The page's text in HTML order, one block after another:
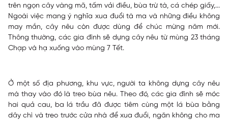
trên ngọn cây vàng mã, tấm vải điều, bùa trừ tà, cá chép giấy,...
Ngoài việc mang ý nghĩa xua đuổi tà ma và những điều không
may mắn, cây nêu còn được dùng để chúc mừng năm mới.
Thông thường, các gia đình sẽ dựng cây nêu từ mùng 23 tháng
Chạp và hạ xuống vào mùng 7 Tết.
Ở một số địa phương, khu vực, người ta không dựng cây nêu
mà thay vào đó là treo bùa nêu. Theo đó, các gia đình sẽ móc
hai quả cau, ba lá trầu đã được tiêm cùng một lá bùa bằng
dây chì và treo trước cửa nhà để xua đuổi, ngăn không cho ma